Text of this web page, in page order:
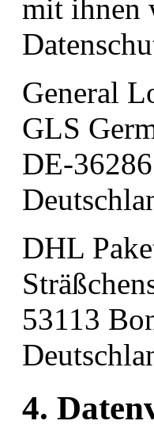
mit ihnen
General
GLS
DE-
DHL
53113
4.